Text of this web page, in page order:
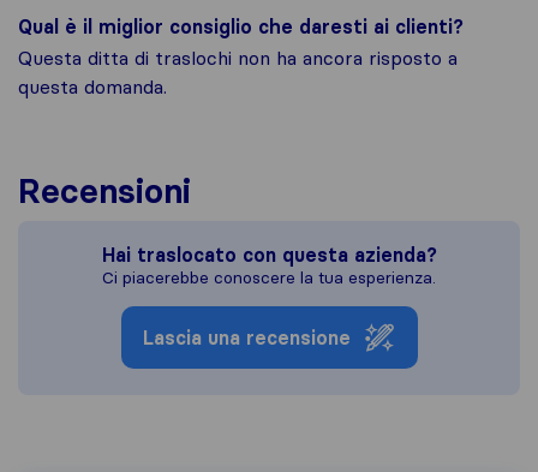
Qual è il miglior consiglio che daresti ai clienti?
Questa ditta di traslochi non ha ancora risposto a
questa domanda.
Recensioni
Hai traslocato con questa azienda?
Ci piacerebbe conoscere la tua esperienza.
Lascia una recensione